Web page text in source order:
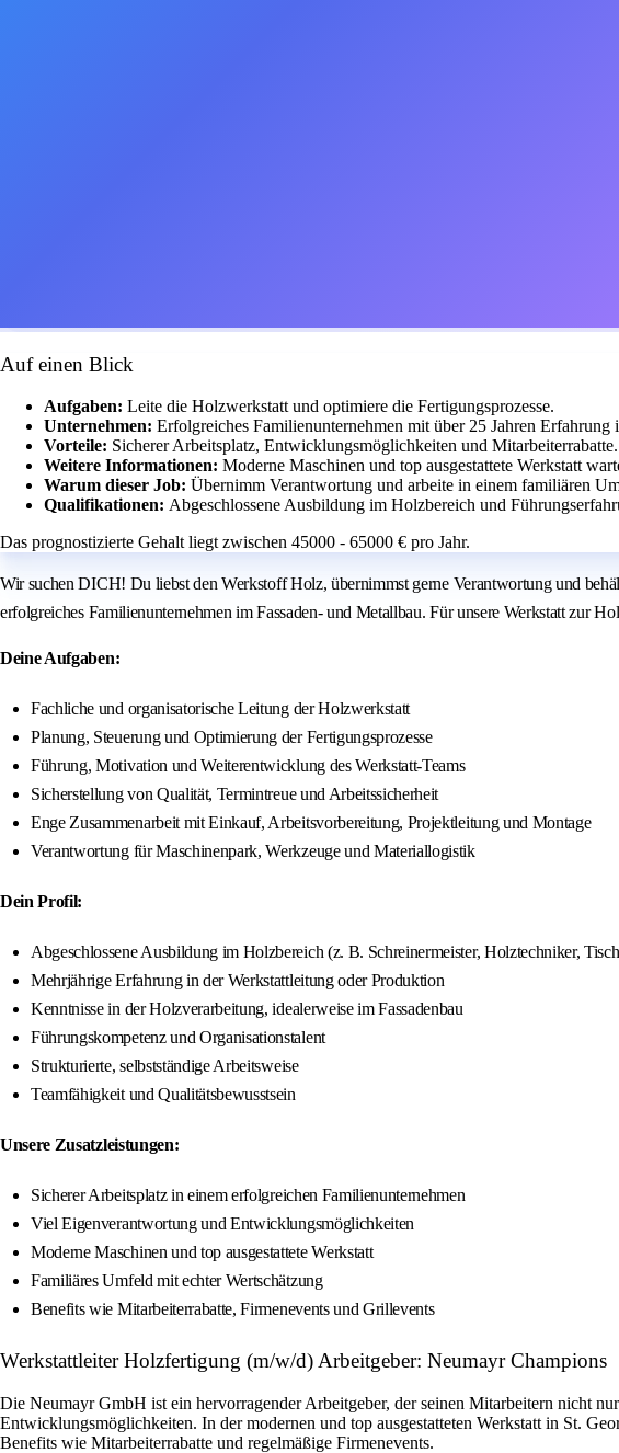
Auf einen Blick
Aufgaben: Leite die Holzwerkstatt und optimiere die Fertigungsprozesse.
Unternehmen: Erfolgreiches Familienunternehmen mit über 25 Jahren Erfahrung
Vorteile: Sicherer Arbeitsplatz, Entwicklungsmöglichkeiten und Mitarbeiterrabatte.
Weitere Informationen: Moderne Maschinen und top ausgestattete Werkstatt
Warum dieser Job: Übernimm Verantwortung und arbeite in einem familiären
Qualifikationen: Abgeschlossene Ausbildung im Holzbereich und
Das prognostizierte Gehalt liegt zwischen 45000 - 65000 € pro Jahr.
Wir suchen DICH! Du liebst den Werkstoff Holz, übernimmst gerne Verantwortung und
erfolgreiches Familienunternehmen im Fassaden- und Metallbau. Für unsere Werkstatt zur
Deine Aufgaben:
Fachliche und organisatorische Leitung der Holzwerkstatt
Planung, Steuerung und Optimierung der Fertigungsprozesse
Führung, Motivation und Weiterentwicklung des Werkstatt-Teams
Sicherstellung von Qualität, Termintreue und Arbeitssicherheit
Enge Zusammenarbeit mit Einkauf, Arbeitsvorbereitung, Projektleitung und Montage
Verantwortung für Maschinenpark, Werkzeuge und Materiallogistik
Dein Profil:
Abgeschlossene Ausbildung im Holzbereich (z. B. Schreinermeister, Holztechniker,
Mehrjährige Erfahrung in der Werkstattleitung oder Produktion
Kenntnisse in der Holzverarbeitung, idealerweise im Fassadenbau
Führungskompetenz und Organisationstalent
Strukturierte, selbstständige Arbeitsweise
Teamfähigkeit und Qualitätsbewusstsein
Unsere Zusatzleistungen:
Sicherer Arbeitsplatz in einem erfolgreichen Familienunternehmen
Viel Eigenverantwortung und Entwicklungsmöglichkeiten
Moderne Maschinen und top ausgestattete Werkstatt
Familiäres Umfeld mit echter Wertschätzung
Benefits wie Mitarbeiterrabatte, Firmenevents und Grillevents
Werkstattleiter Holzfertigung (m/w/d) Arbeitgeber: Neumayr Champions
Die Neumayr GmbH ist ein hervorragender Arbeitgeber, der seinen Mitarbeitern nicht
Entwicklungsmöglichkeiten. In der modernen und top ausgestatteten Werkstatt in St.
Benefits wie Mitarbeiterrabatte und regelmäßige Firmenevents.